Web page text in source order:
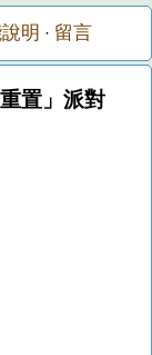
明 · 留言
置」派對